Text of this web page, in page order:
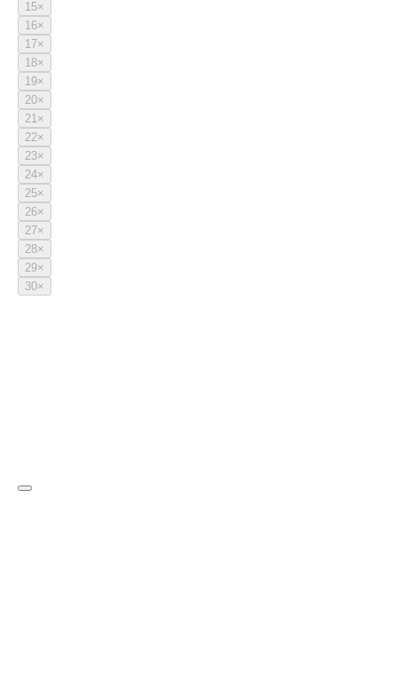
15×
16×
17×
18×
19×
20×
21×
22×
23×
24×
25×
26×
27×
28×
29×
30×